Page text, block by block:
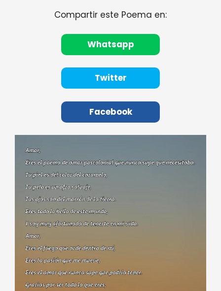
Compartir este Poema en:
Whatsapp
Twitter
Facebook